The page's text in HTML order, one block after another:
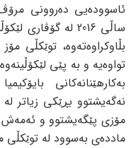
ئاسوودەیی دەروونی
ساڵی 2016 لە
بڵاوکراوەتەوە، توێکڵی
بەکارھێنانەکانی
نەگەیشتوو بڕێکی زیاتر لە
مۆزی پێگەیشتوو و ئەمەش
ماددەی بەسوود لە توێکڵی